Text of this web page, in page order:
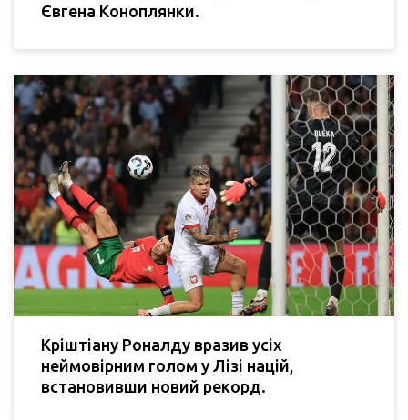
Євгена Коноплянки.
Кріштіану Роналду вразив усіх
неймовірним голом у Лізі націй,
встановивши новий рекорд.